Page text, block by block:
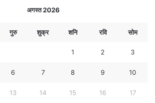
अगस्त 2026
गुरु शुक्र शनि रवि सोम
1 2 3
6 7 8 9 10
13 14 15 16 17